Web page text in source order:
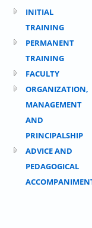
INITIAL
TRAINING
PERMANENT
TRAINING
FACULTY
ORGANIZATION,
MANAGEMENT
AND
PRINCIPALSHIP
ADVICE AND
PEDAGOGICAL